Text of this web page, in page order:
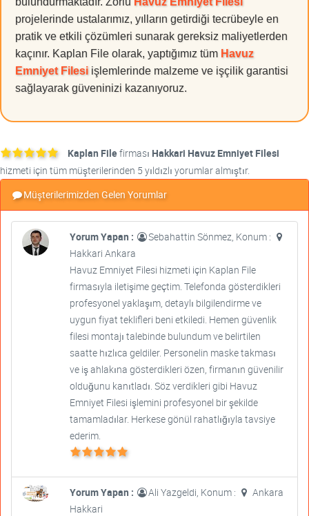
projelerinde ustalarımız, yılların getirdiği tecrübeyle en
pratik ve etkili çözümleri sunarak gereksiz maliyetlerden
kaçınır. Kaplan File olarak, yaptığımız tüm Havuz
Emniyet Filesi işlemlerinde malzeme ve işçilik garantisi
sağlayarak güveninizi kazanıyoruz.
Kaplan Filefirması Hakkari Havuz Emniyet Filesi
hizmeti için tüm müşterilerinden 5 yıldızlı yorumlar almıştır.
Müşterilerimizden Gelen Yorumlar
Yorum Yapan :
Sebahattin Sönmez, Konum :
Hakkari Ankara
Havuz Emniyet Filesi hizmeti için Kaplan File
firmasıyla iletişime geçtim. Telefonda gösterdikleri
profesyonel yaklaşım, detaylı bilgilendirme ve
uygun fiyat teklifleri beni etkiledi. Hemen güvenlik
filesi montajı talebinde bulundum ve belirtilen
saatte hızlıca geldiler. Personelin maske takması
ve iş ahlakına gösterdikleri özen, firmanın güvenilir
olduğunu kanıtladı. Söz verdikleri gibi Havuz
Emniyet Filesi işlemini profesyonel bir şekilde
tamamladılar. Herkese gönül rahatlığıyla tavsiye
ederim.
Yorum Yapan : Ali Yazgeldi, Konum :
Ankara
Hakkari